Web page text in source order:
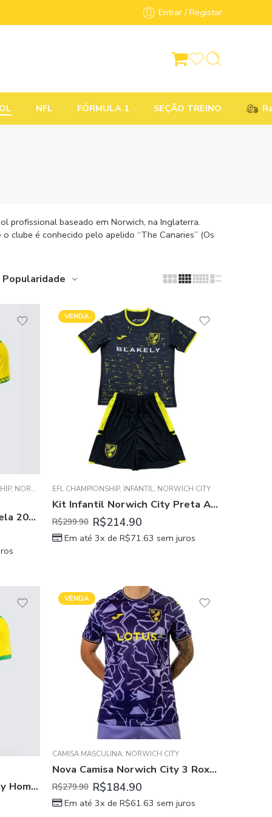
Entrar / Registar
NFL FÓRMULA 1 SEÇÃO TREINO
profissional baseado em Norwich, na Inglaterra.
clube é conhecido pelo apelido “The Canaries” (Os
Popularidade
, NORWICH CITY
Camisa Norwich City Amarela 2025/26 Home Masculina
VENDA
EFL CHAMPIONSHIP, INFANTIL, NORWICH CITY
Kit Infantil Norwich City Preta Away 2024/25 Unissex
R$299.90 R$214.90
Em até 3x de R$71.63 sem juros
Camisa Titular Norwich City Home I 2024/25 Masculina
VENDA
CAMISA MASCULINA, NORWICH CITY
Nova Camisa Norwich City 3 Roxo 2023/24 Masculina
R$279.90 R$184.90
Em até 3x de R$61.63 sem juros